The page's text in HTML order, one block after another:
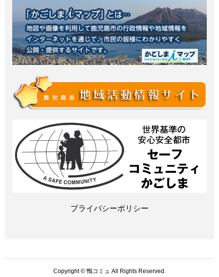
プライバシーポリシー
Copyright © 鴨コミュ All Rights Reserved.